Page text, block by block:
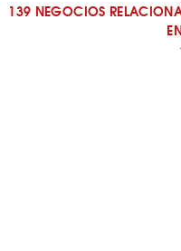
139 NEGOCIOS